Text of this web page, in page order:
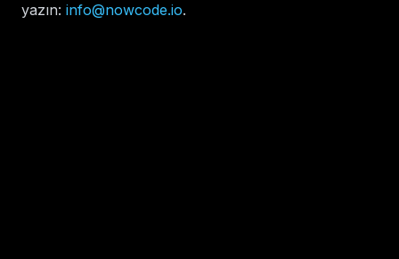
yazın: info@nowcode.io.